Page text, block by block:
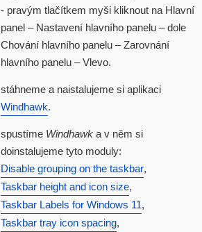
- pravým tlačítkem myši kliknout na Hlavní
panel – Nastavení hlavního panelu – dole
Chování hlavního panelu – Zarovnání
hlavního panelu – Vlevo.
stáhneme a naistalujeme si aplikaci
Windhawk.
spustíme Windhawka v něm si
doinstalujeme tyto moduly:
Disable grouping on the taskbar,
Taskbar height and icon size,
Taskbar Labels for Windows 11,
Taskbar tray icon spacing,